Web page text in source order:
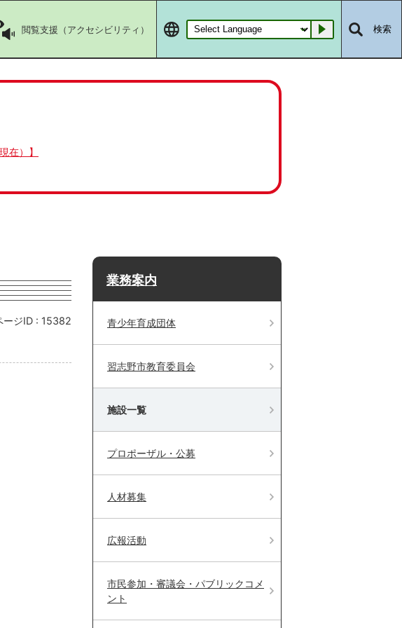
閲覧支援（アクセシビリティ） Go 検索
在）】
ージID : 15382
業務案内
青少年育成団体
習志野市教育委員会
施設一覧
プロポーザル・公募
人材募集
広報活動
市民参加・審議会・パブリックコメ
ント